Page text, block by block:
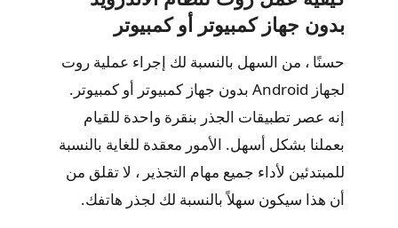
بدون جهاز كمبيوتر أو كمبيوتر
حسنًا ، من السهل بالنسبة لك إجراء عملية روت
لجهاز Android بدون جهاز كمبيوتر أو كمبيوتر.
إنه عصر تطبيقات الجذر بنقرة واحدة للقيام
بعملنا بشكل أسهل. الأمور معقدة للغاية بالنسبة
للمبتدئين لأداء جميع مهام التجذير ، لا تقلق من
أن هذا سيكون سهلاً بالنسبة لك لجذر هاتفك.